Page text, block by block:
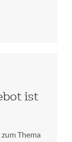
ist
Thema